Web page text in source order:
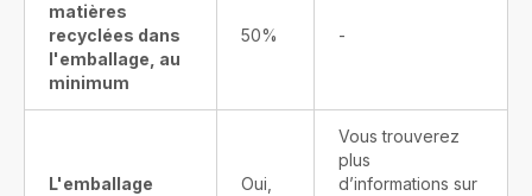
matières
recyclées dans
l'emballage, au
minimum
50% -
L'emballage
Oui,
Vous trouverez
plus
d’informations sur